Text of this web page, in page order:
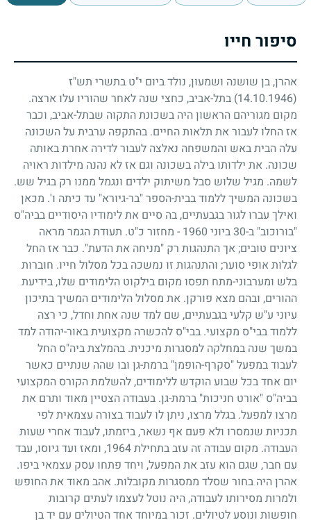
סיפור חייו
אהרן, בן שושנה ושמעון, נולד ביום י"ט בתשרי תש"ז
(14.10.1946)
בתל-אביב, כחצי שנה לאחר שהוריו עלו ארצה.
מקום מגוריהם הראשון היה בשכונת התקוה שבתל-אביב, וכבר
אז החלו לעבור את תלאות החיים. בהתקפה ערבית על השכונה
עלה הבית באש והמשפחה נאלצה לעבור לדירה אחרת באותה
שכונה. את ילדותו בילה בשכונה וגם אז לא נהנה מילדות ראויה
לשמה. מגיל שלוש סבל משיתוק ילדים ונגמל ממנו רק בגיל שש.
בשכונה המשיך ללמוד בבית-הספר "בר-גיורא" עד כיתה ו'. מכאן
ואילך עברו לגור בגבעתיים, בה סיים את לימודיו היסודיים בביה"ס
"בורוכוב" ב-30ביוני 1960
- מחזור כ"ט. תעודת הגמר מראה
ציונים טובים;אך התנהגות רק "מניחה את הדעת". כבר אז החל
לגלות אופי סוער; והתנהגות זו נמשכה בכל מסלול חייו. חוברות
בלש ומערבוני-מתח תפסו מקום בילקוט הלימודים שלו, בידיעת
ההורים, ובהם מצא פורקן. את מסלול הלימודים המשיך בתיכון
עיוני ע"ש קלעי בגבעתיים, שם למד שנה אחת וחדל, כי רצה
ללמוד בבי"ס מקצועי. בבי"ס להכשרה מקצועית באור-יהודה למד
במשך שנה במחלקה למסגרות מיכנית. בהמלצת ביה"ס החל
לעבוד במפעל "סקרף-הופמן" ברמת-גן ובו שהה שנתיים כאשר
יום אחד בכל שבוע הוקדש ללימודים, להשלמת הקורס המקצועי
בביה"ס "אורט חניכות" ברמת-גן. בעבודה הצטיין מאוד ותרם את
מרצו למפעל. בגלל מרצו, ניתן לו לעבוד בצורה עצמאית לפי
תכניות שנמסרו ולא פעם אף נשאר, ביזמתו, לעבוד אחרי שעות
העבודה. מקום עבודה זה עזב בתחילת1964, ומאז ועד גיוסו, עבד
עם חבר, שגם הוא עזב את המפעל, ויחד פתחו עסק עצמאי ביפו.
אהרן היה בחור שסלד ממסגרות מקובלות. אהב מאוד את החופש
ולמרות מסירותו לעבודה, היה נוטל לעצמו לעתים קרובות
חופשות ונוסע לטיולים. זכור במיוחד אחד הטיולים עם יד בן